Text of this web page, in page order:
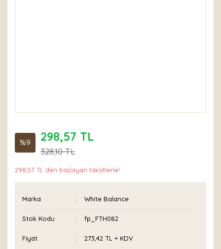
%9 298,57 TL
328,10 TL
298,57 TL den başlayan taksitlerle!
Marka White Balance
Stok Kodu fp_FTH082
Fiyat 273,42 TL + KDV